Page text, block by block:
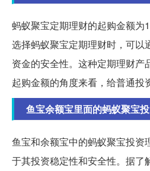
蚂蚁聚宝定期理财的起购金额为
选择蚂蚁聚宝定期理财时，可以
资金的安全性。这种定期理财产
起购金额的角度来看，给普通投
鱼宝余额宝里面的蚂蚁聚宝
鱼宝和余额宝中的蚂蚁聚宝投资
于其投资稳定性和安全性。据了